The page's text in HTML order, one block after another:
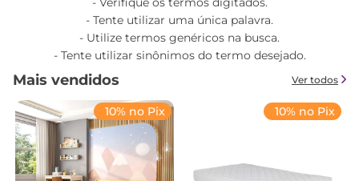
Tente utilizar uma única palavra.
Utilize termos genéricos na busca.
Tente utilizar sinônimos do termo desejado.
Mais vendidos Ver todos
10% no Pix 10% no Pix